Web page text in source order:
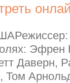
Эфрен
Даверн,
Том